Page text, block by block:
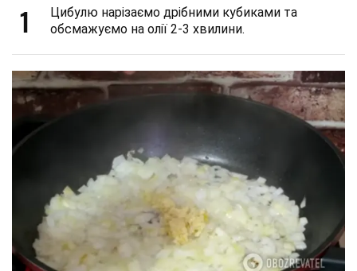
1
Цибулю нарізаємо дрібними кубиками та
обсмажуємо на олії 2-3 хвилини.